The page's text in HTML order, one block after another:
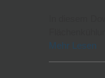
Mehr Lesen